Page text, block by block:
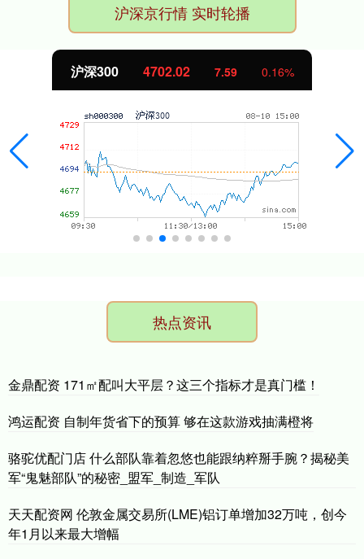
沪深京行情 实时轮播
北证50 1122.88
热点资讯
金鼎配资 171㎡配叫大平层？这三个指标才是真门槛！
鸿运配资 自制年货省下的预算 够在这款游戏抽满橙将
骆驼优配门店 什么部队靠着忽悠也能跟纳粹掰手腕？揭秘美
军“鬼魅部队”的秘密_盟军_制造_军队
天天配资网 伦敦金属交易所(LME)铝订单增加32万吨，创今
年1月以来最大增幅